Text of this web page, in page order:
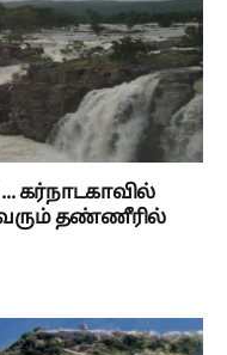
... கர்நாடகாவில்
வரும் தண்ணீரில்